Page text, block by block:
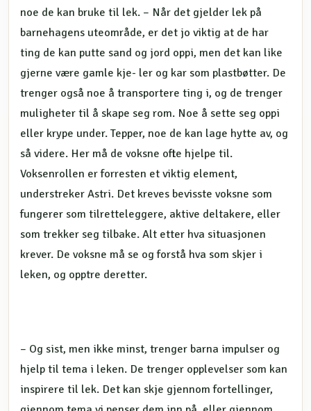
noe de kan bruke til lek. – Når det gjelder lek på
barnehagens uteområde, er det jo viktig at de har
ting de kan putte sand og jord oppi, men det kan like
gjerne være gamle kje- ler og kar som plastbøtter. De
trenger også noe å transportere ting i, og de trenger
muligheter til å skape seg rom. Noe å sette seg oppi
eller krype under. Tepper, noe de kan lage hytte av, og
så videre. Her må de voksne ofte hjelpe til.
Voksenrollen er forresten et viktig element,
understreker Astri. Det kreves bevisste voksne som
fungerer som tilretteleggere, aktive deltakere, eller
som trekker seg tilbake. Alt etter hva situasjonen
krever. De voksne må se og forstå hva som skjer i
leken, og opptre deretter.
– Og sist, men ikke minst, trenger barna impulser og
hjelp til tema i leken. De trenger opplevelser som kan
inspirere til lek. Det kan skje gjennom fortellinger,